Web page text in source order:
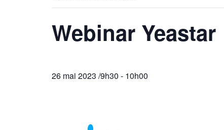
Webinar Yeastar
26 mai 2023 /9h30 - 10h00